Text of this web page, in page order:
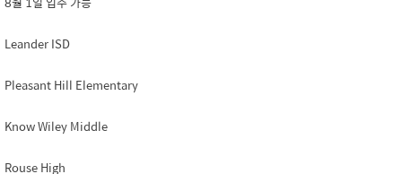
Leander ISD
Pleasant Hill Elementary
Know Wiley Middle
Rouse High